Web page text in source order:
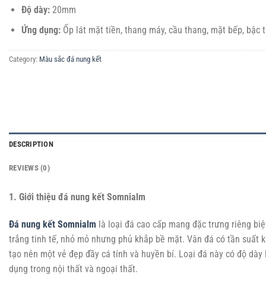
Độ dày:20mm
Ứng dụng:Ốp lát mặt tiền, thang máy, cầu thang, mặt bếp, bậc
Category: Màu sắc đá nung kết
DESCRIPTION
REVIEWS (0)
1. Giới thiệu đá nung kết Somnialm
Đá nung kết Somnialm là loại đá cao cấp mang đặc trưng riêng
trắng tinh tế, nhỏ mỏ nhưng phủ khắp bề mặt. Vân đá có tần suất
tạo nên một vẻ đẹp đầy cá tính và huyền bí. Loại đá này có độ
dụng trong nội thất và ngoại thất.